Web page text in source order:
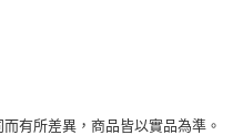
有所差異，商品皆以實品為準。